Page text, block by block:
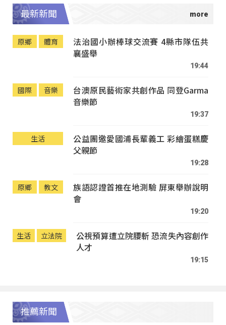
最新新聞
原鄉 體育
法治國小辦棒球交流賽 4縣市隊伍共
襄盛舉
19:44
國際 音樂
台澳原民藝術家共創作品 同登Garma
音樂節
19:37
生活
公益團邀愛國浦長輩義工 彩繪蛋糕慶
父親節
19:28
原鄉 教文
族語認證首推在地測驗 屏東舉辦說明
會
19:20
生活 立法院
公視預算遭立院腰斬 恐流失內容創作
人才
19:15
推薦新聞